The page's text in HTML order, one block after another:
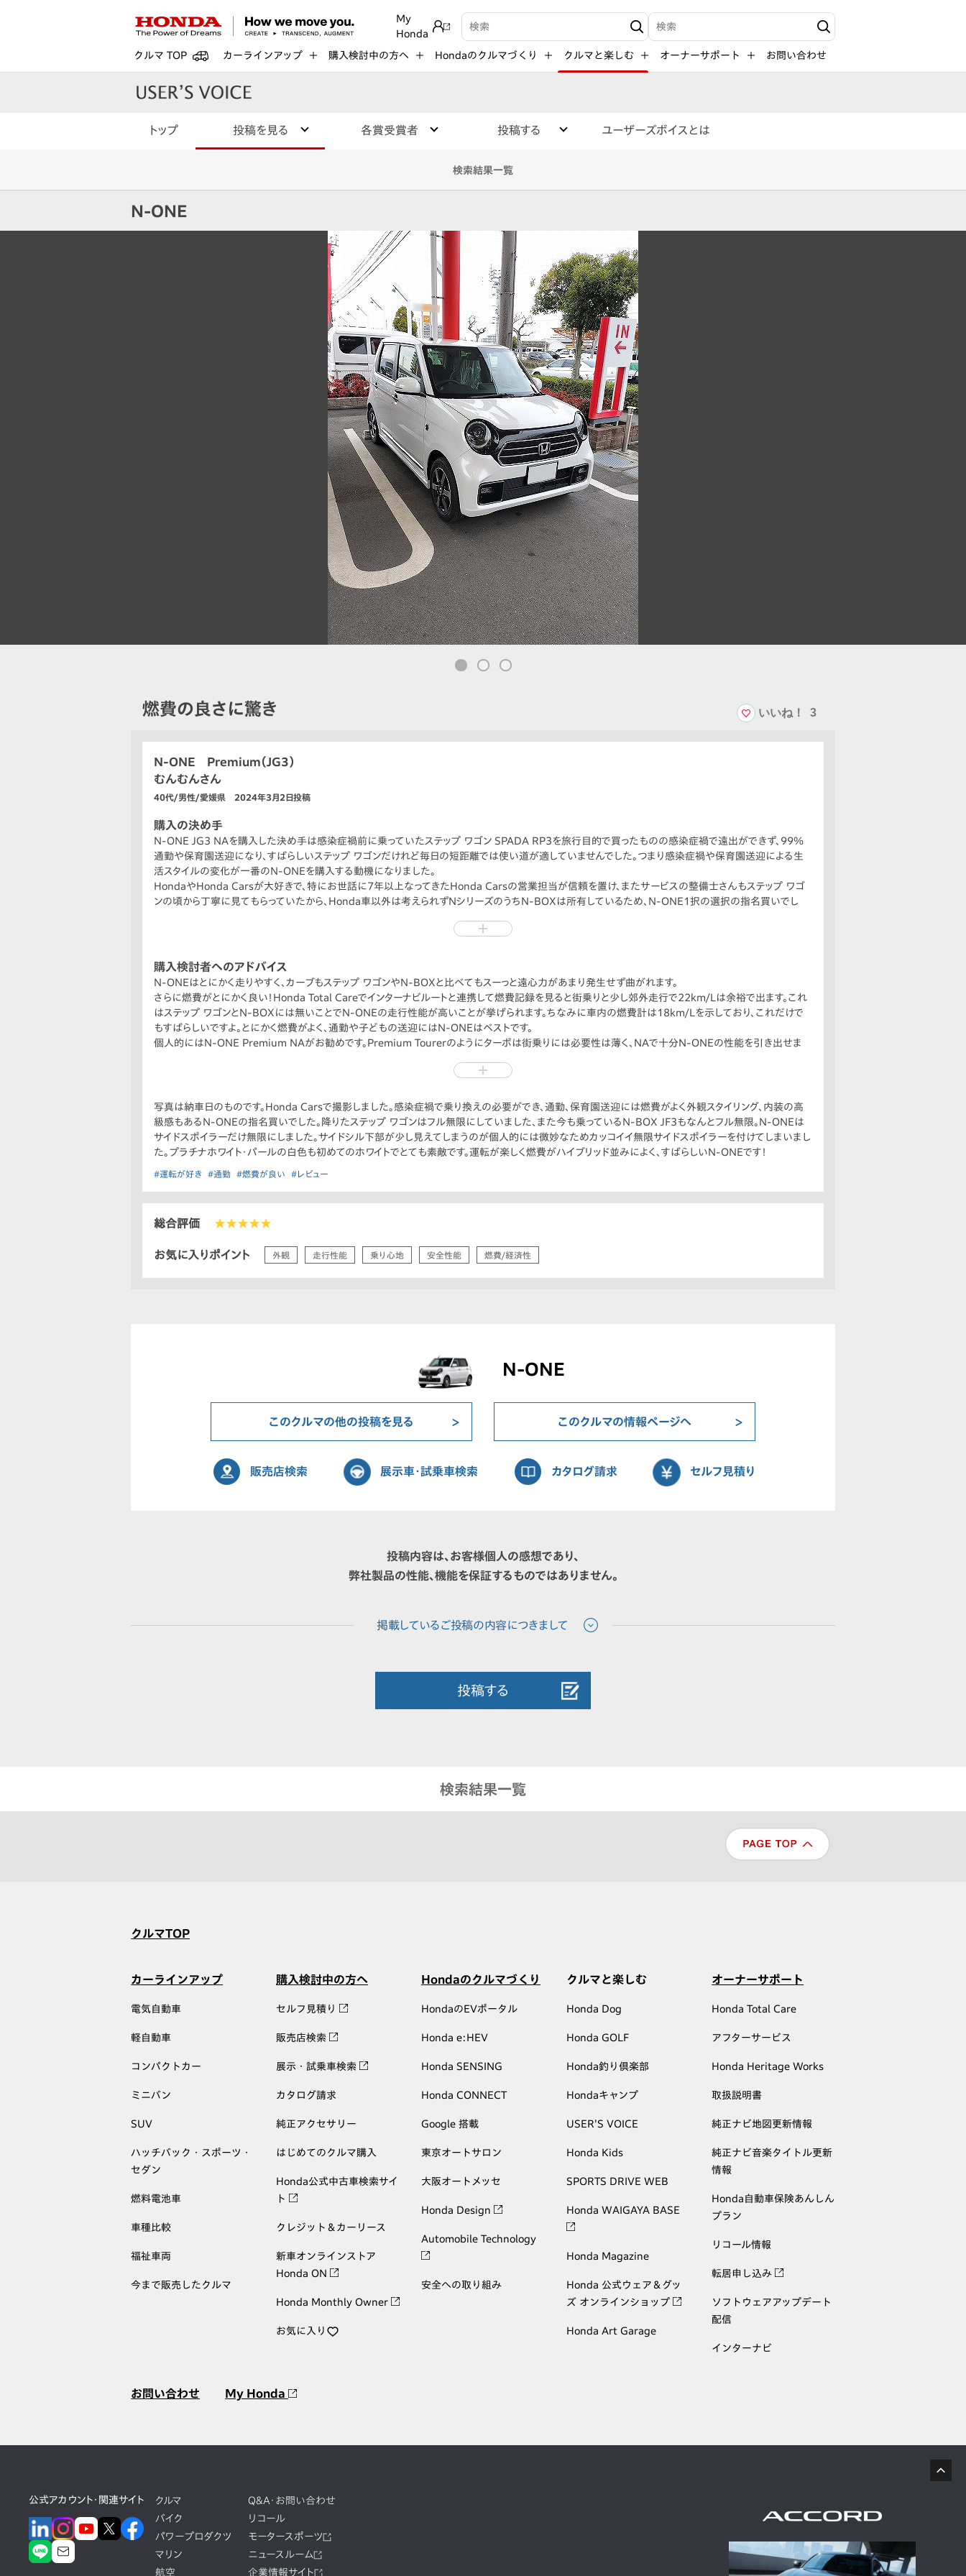
My
Honda
検索キーワード入力 検索キーワード入力
クルマ TOP カーラインアップ 購入検討中の方へ Hondaのクルマづくり クルマと楽しむ オーナーサポート お問い合わせ
トップ 投稿を見る 各賞受賞者 投稿する ユーザーズボイスとは
検索結果一覧
N-ONE
燃費の良さに驚き いいね！ 3
N-ONE Premium（JG3）
むんむんさん
40代/男性/愛媛県 2024年3月2日投稿
購入の決め手
N-ONE JG3 NAを購入した決め手は感染症禍前に乗っていたステップ ワゴン SPADA RP3を旅行目的で買ったものの感染症禍で遠出ができず、99％
通勤や保育園送迎になり、すばらしいステップ ワゴンだけれど毎日の短距離では使い道が適していませんでした。つまり感染症禍や保育園送迎による生
活スタイルの変化が一番のN-ONEを購入する動機になりました。
HondaやHonda Carsが大好きで、特にお世話に7年以上なってきたHonda Carsの営業担当が信頼を置け、またサービスの整備士さんもステップ ワゴ
ンの頃から丁寧に見てもらっていたから、Honda車以外は考えられずNシリーズのうちN-BOXは所有しているため、N-ONE1択の選択の指名買いでし
燃費もステップ ワゴンやN-BOXより良いと聞いていたため、スタイリングも可愛いとかっこよさをもつN-ONEしか頭にありませんでした。営業担当にステ
購入検討者へのアドバイス
N-ONEはとにかく走りやすく、カーブもステップ ワゴンやN-BOXと比べてもスーっと遠心力があまり発生せず曲がれます。
さらに燃費がとにかく良い！Honda Total Careでインターナビルートと連携して燃費記録を見ると街乗りと少し郊外走行で22km/Lは余裕で出ます。これ
はステップ ワゴンとN-BOXには無いことでN-ONEの走行性能が高いことが挙げられます。ちなみに車内の燃費計は18km/Lを示しており、これだけで
もすばらしいですよ。とにかく燃費がよく、通勤や子どもの送迎にはN-ONEはベストです。
個人的にはN-ONE Premium NAがお勧めです。Premium Tourerのようにターボは街乗りには必要性は薄く、NAで十分N-ONEの性能を引き出せま
写真は納車日のものです。Honda Carsで撮影しました。感染症禍で乗り換えの必要ができ、通勤、保育園送迎には燃費がよく外観スタイリング、内装の高
級感もあるN-ONEの指名買いでした。降りたステップ ワゴンはフル無限にしていました、また今も乗っているN-BOX JF3もなんとフル無限。N-ONEは
サイドスポイラーだけ無限にしました。サイドシル下部が少し見えてしまうのが個人的には微妙なためカッコイイ無限サイドスポイラーを付けてしまいまし
た。プラチナホワイト・パールの白色も初めてのホワイトでとても素敵です。運転が楽しく燃費がハイブリッド並みによく、すばらしいN-ONEです！
#運転が好き #通勤 #燃費が良い #レビュー
総合評価 ★★★★★
お気に入りポイント 外観 走行性能 乗り心地 安全性能 燃費/経済性
N-ONE
このクルマの他の投稿を見る このクルマの情報ページへ
販売店検索 展示車・試乗車検索 カタログ請求 セルフ見積り
投稿内容は、お客様個人の感想であり、
弊社製品の性能、機能を保証するものではありません。
投稿する
検索結果一覧
クルマTOP
カーラインアップ
電気自動車
軽自動車
コンパクトカー
ミニバン
SUV
ハッチバック・スポーツ・
セダン
燃料電池車
車種比較
福祉車両
今まで販売したクルマ
購入検討中の方へ
セルフ見積り
販売店検索
展示・試乗車検索
カタログ請求
純正アクセサリー
はじめてのクルマ購入
Honda公式中古車検索サイ
ト
クレジット＆カーリース
新車オンラインストア
Honda ON
Honda Monthly Owner
お気に入り
Hondaのクルマづくり
HondaのEVポータル
Honda e:HEV
Honda SENSING
Honda CONNECT
Google 搭載
東京オートサロン
大阪オートメッセ
Honda Design
Automobile Technology
安全への取り組み
クルマと楽しむ
Honda Dog
Honda GOLF
Honda釣り倶楽部
Hondaキャンプ
USER'S VOICE
Honda Kids
SPORTS DRIVE WEB
Honda WAIGAYA BASE
Honda Magazine
Honda 公式ウェア＆グッ
ズ オンラインショップ
Honda Art Garage
オーナーサポート
Honda Total Care
アフターサービス
Honda Heritage Works
取扱説明書
純正ナビ地図更新情報
純正ナビ音楽タイトル更新
情報
Honda自動車保険あんしん
プラン
リコール情報
転居申し込み
ソフトウェアアップデート
配信
インターナビ
お問い合わせ My Honda
公式アカウント・関連サイト
クルマ
バイク
パワープロダクツ
マリン
航空
Q&A・お問い合わせ
リコール
モータースポーツ
ニュースルーム
企業情報サイト